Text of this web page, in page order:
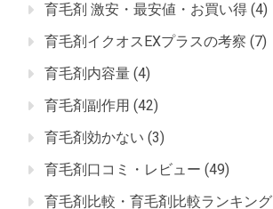
育毛剤 激安・最安値・お買い得 (4)
育毛剤イクオスEXプラスの考察 (7)
育毛剤内容量 (4)
育毛剤副作用 (42)
育毛剤効かない (3)
育毛剤口コミ・レビュー (49)
育毛剤比較・育毛剤比較ランキング